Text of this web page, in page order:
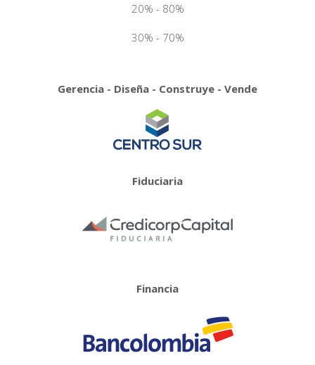
20% - 80%
30% - 70%
Gerencia - Diseña - Construye - Vende
Fiduciaria
Financia